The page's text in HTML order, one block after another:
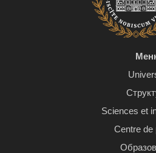
Sciences et
Centre de